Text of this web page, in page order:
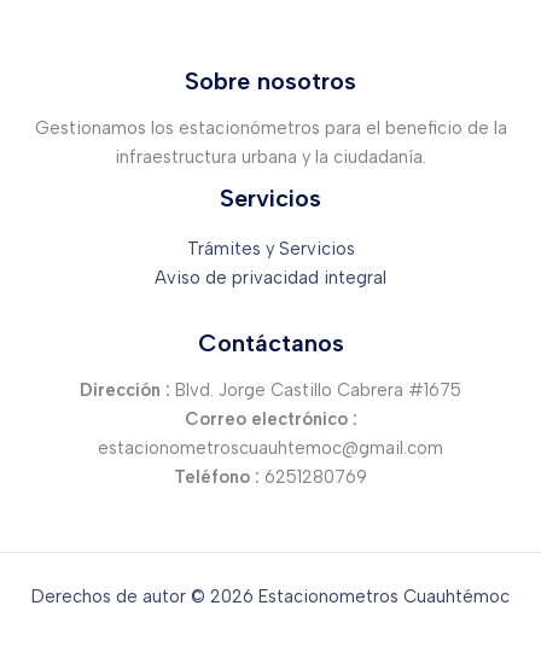
Sobre nosotros
Gestionamos los estacionómetros para el beneficio de la
infraestructura urbana y la ciudadanía.
Servicios
Trámites y Servicios
Aviso de privacidad integral
Contáctanos
Dirección : Blvd. Jorge Castillo Cabrera #1675
Correo electrónico :
estacionometroscuauhtemoc@gmail.com
Teléfono : 6251280769
Derechos de autor © 2026 Estacionometros Cuauhtémoc